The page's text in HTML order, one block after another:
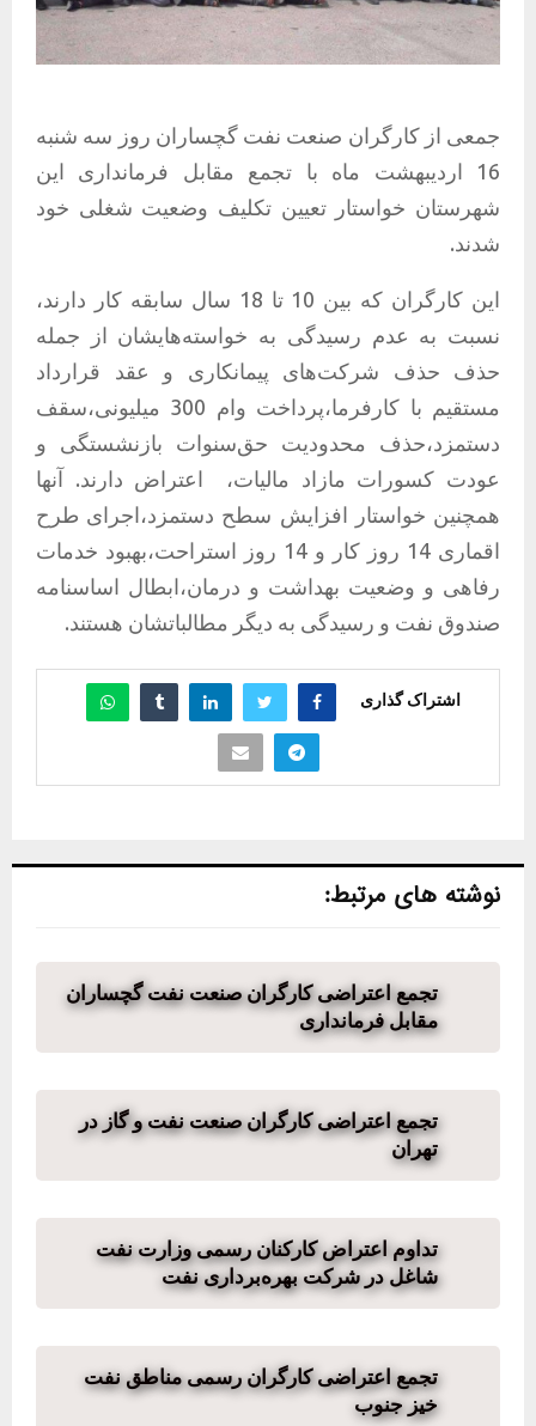
جمعی از کارگران صنعت نفت گچساران روز سه شنبه
16 اردیبهشت ماه با تجمع مقابل فرمانداری این
شهرستان خواستار تعیین تکلیف وضعیت شغلی خود
شدند.
این کارگران که بین 10 تا 18 سال سابقه کار دارند،
نسبت به عدم رسیدگی به خواسته‌هایشان از جمله
حذف حذف شرکت‌های پیمانکاری و عقد قرارداد
مستقیم با کارفرما،پرداخت وام 300 میلیونی،سقف‌
دستمزد،حذف محدودیت حق‌سنوات بازنشستگی و
عودت کسورات مازاد مالیات،
اعتراض دارند. آنها
همچنین خواستار افزایش سطح دستمزد،اجرای طرح
اقماری 14 روز کار و 14 روز استراحت،بهبود خدمات
رفاهی و وضعیت بهداشت و درمان،ابطال اساسنامه
صندوق نفت و رسیدگی به دیگر مطالباتشان هستند.
اشتراک گذاری
نوشته های مرتبط:
تجمع اعتراضی کارگران صنعت نفت گچساران
مقابل فرمانداری
تجمع اعتراضی کارگران صنعت نفت و گاز در
تهران
تداوم اعتراض کارکنان رسمی وزارت نفت
شاغل در شرکت بهره‌برداری نفت
تجمع اعتراضی کارگران رسمی مناطق نفت
خیز جنوب